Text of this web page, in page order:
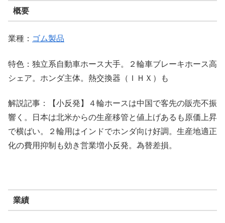
概要
業種： ゴム製品
特色：独立系自動車ホース大手。２輪車ブレーキホース高
シェア。ホンダ主体。熱交換器（ＩＨＸ）も
解説記事：【小反発】４輪ホースは中国で客先の販売不振
響く。日本は北米からの生産移管と値上げあるも原価上昇
で横ばい。２輪用はインドでホンダ向け好調。生産地適正
化の費用抑制も効き営業増小反発。為替差損。
業績